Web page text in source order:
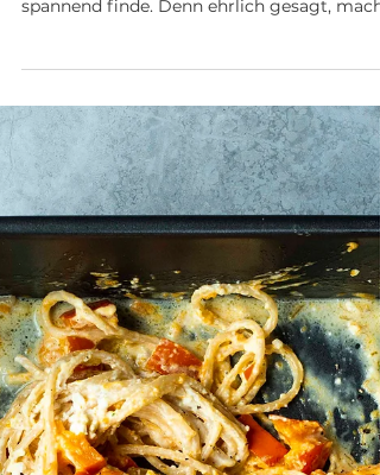
MAYO
spannend finde. Denn ehrlich gesagt,
ich sie...